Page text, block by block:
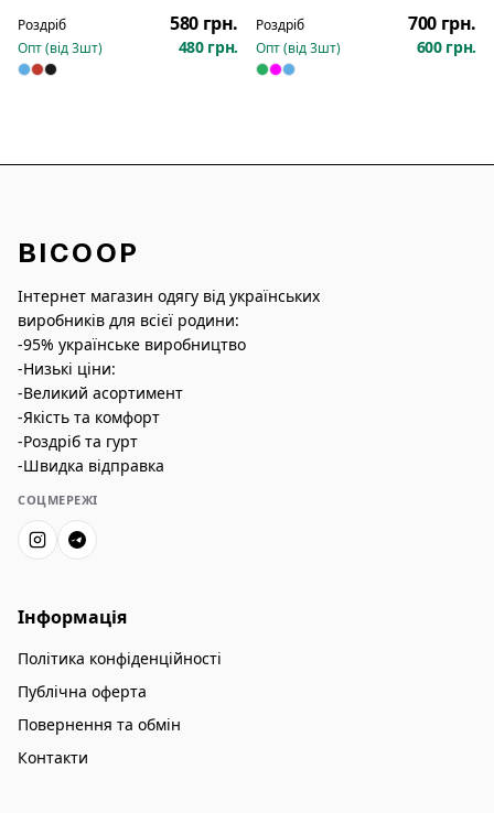
Роздріб 580 грн.
Опт (від3шт) 480 грн.
Роздріб 700 грн.
Опт (від3шт) 600 грн.
BICOOP
Інтернет магазин одягу від українських
виробників для всієї родини:
-95% українське виробництво
-Низькі ціни:
-Великий асортимент
-Якість та комфорт
-Роздріб та гурт
-Швидка відправка
СОЦМЕРЕЖІ
Інформація
Політика конфіденційності
Публічна оферта
Повернення та обмін
Контакти